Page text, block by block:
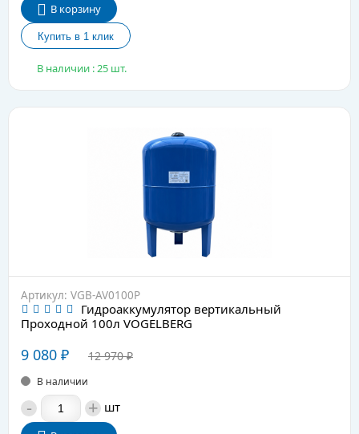
В корзину
В наличии : 25 шт.
Артикул: VGB-AV0100P
Гидроаккумулятор вертикальный
Проходной 100л VOGELBERG
9 080 ₽ 12 970₽
В наличии
- + шт